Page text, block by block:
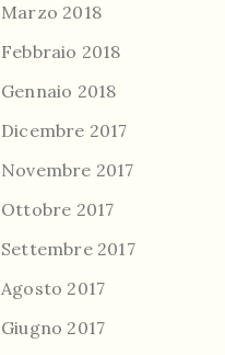
Marzo 2018
Febbraio 2018
Gennaio 2018
Dicembre 2017
Novembre 2017
Ottobre 2017
Settembre 2017
Agosto 2017
Giugno 2017